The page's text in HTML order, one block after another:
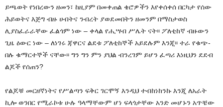
ይጫወት የነበረውን ዘመን፣ ከዚያም በመቀጠል ቄሮዎችን እየቀሰቀሰ በርካታ የሰው
ሕይወትና እጅግ ብዙ ሀብትና ንብረት ያወደመበትን ዘመንም በማስታወስ
ሊያስፈራራቸው ፈልጎም ነው – ቀላል የሒሣብ ሥሌት ናት፡፡ ፖለቲከኛ ብዙውን
ጊዜ ዕውር ነው – ለነገሩ ጃዋርና ልደቱ ፖለቲከኞች አይደሉም እንጂ፡፡ ተራ የቁጭ-
በሉ ቁማርተኞች ናቸው፡፡ ግን ግን ምን ያህል ብንረገም ይሆን ፈጣሪ እነዚህን ደደብ
ልጆች የሰጠን?
የልጆቹ መርዘኛነትና የሥልጣን ፍቅር ገርሞኝ እንዲህ ተብከነከንኩ እንጂ ለአራት
ኪሎ ወንበር የሚራኮቱ ሁሉ ዓላማቸውም ሆነ ፍላጎታቸው አንድ መሆኑን አጥቼው